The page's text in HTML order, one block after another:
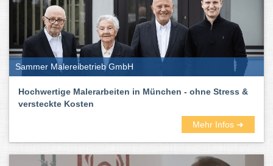
Sammer Malereibetrieb GmbH
Hochwertige Malerarbeiten in München - ohne Stress &
versteckte Kosten
Mehr Infos ➜